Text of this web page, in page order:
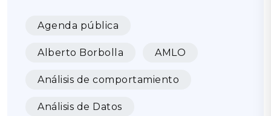
Agenda pública
Alberto Borbolla AMLO
Análisis de comportamiento
Análisis de Datos